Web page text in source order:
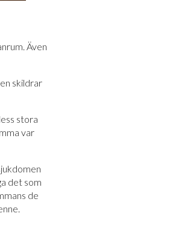
Även
skildrar
stora
var
det som
de